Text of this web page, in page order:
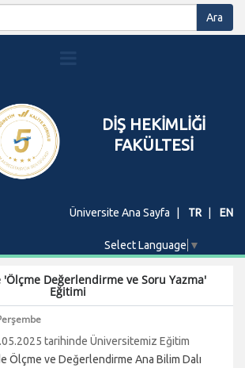
DİŞ HEKİMLİĞİ
FAKÜLTESİ
Üniversite Ana Sayfa TR EN
Select Language ▼
'Ölçme Değerlendirme ve Soru Yazma'
Eğitimi
tarihinde Üniversitemiz Eğitim
Ölçme ve Değerlendirme Ana Bilim Dalı